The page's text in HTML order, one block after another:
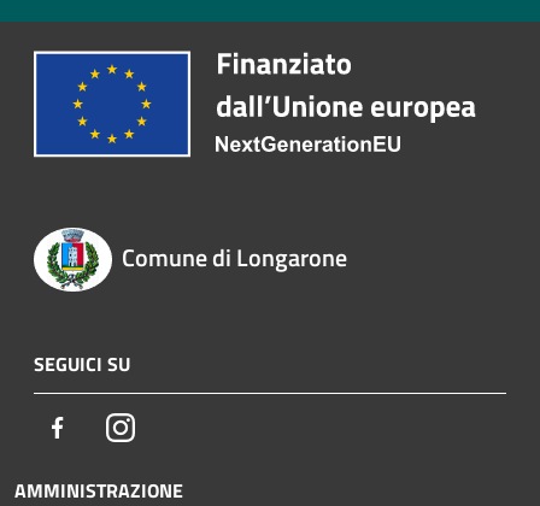
Comune di Longarone
SEGUICI SU
FacebookInstagram
AMMINISTRAZIONE